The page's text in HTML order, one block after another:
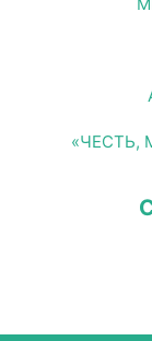
«ЧЕСТЬ,